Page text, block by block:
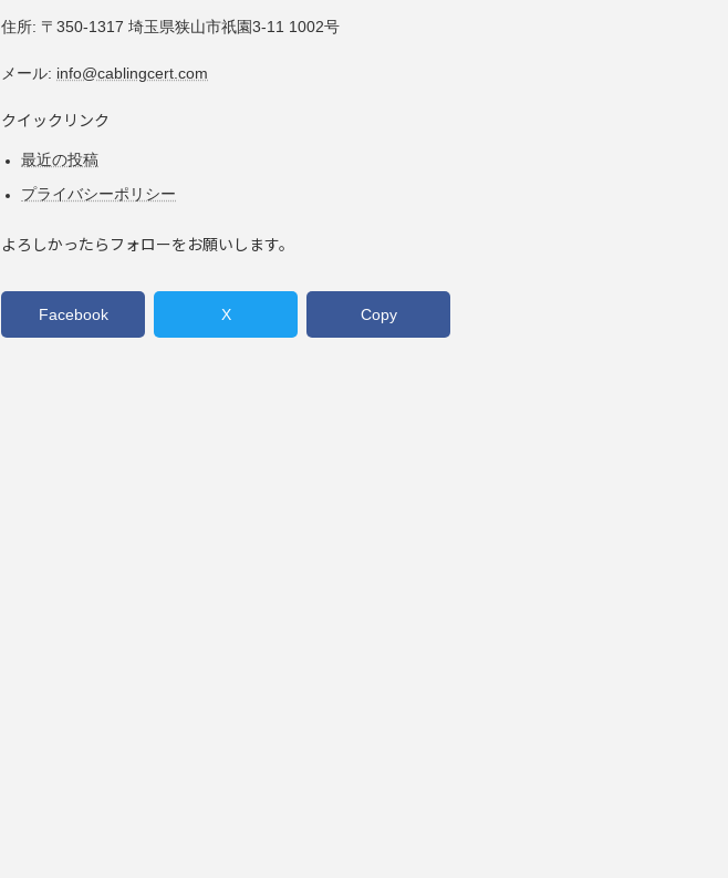
住所: 〒350-1317 埼玉県狭山市祇園3-11 1002号
メール: info@cablingcert.com
クイックリンク
最近の投稿
プライバシーポリシー
よろしかったらフォローをお願いします。
Facebook X Copy